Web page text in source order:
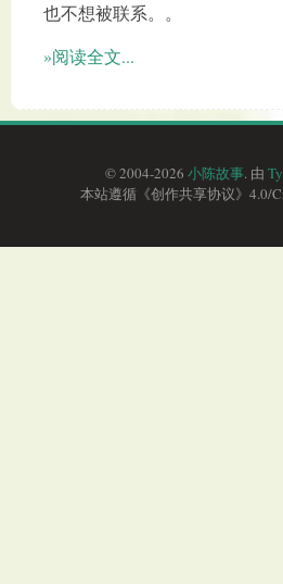
也不想被联系。。
»阅读全文...
© 2004-2026 小陈故事. 由
本站遵循《创作共享协议》4.0/